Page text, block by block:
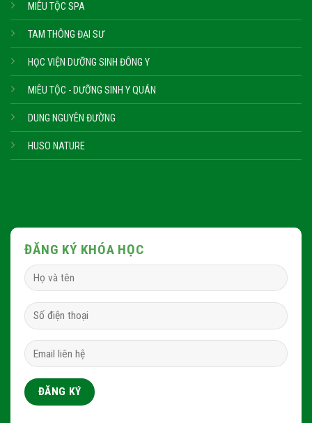
MIÊU TỘC SPA
TAM THÔNG ĐẠI SƯ
HỌC VIỆN DƯỠNG SINH ĐÔNG Y
MIÊU TỘC - DƯỠNG SINH Y QUÁN
DUNG NGUYÊN ĐƯỜNG
HUSO NATURE
ĐĂNG KÝ KHÓA HỌC